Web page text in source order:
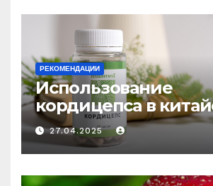
РЕКОМЕНДАЦИИ
Использование
кордицепса в
медицине:
средство против
и истощения
27.04.2025